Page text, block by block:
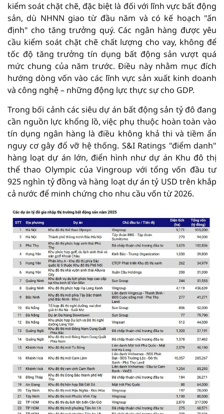
kiểm soát chặt chẽ, đặc biệt là đối với lĩnh vực bất động
sản, dù NHNN giao từ đầu năm và có kế hoạch "ấn
định" cho tăng trưởng quý. Các ngân hàng được yêu
cầu kiểm soát chặt chẽ chất lượng cho vay, không để
tốc độ tăng trưởng tín dụng bất động sản vượt quá
mức chung của năm trước. Điều này nhằm mục đích
hướng dòng vốn vào các lĩnh vực sản xuất kinh doanh
và công nghệ – những động lực thực sự cho GDP.
Trong bối cảnh các siêu dự án bất động sản tỷ đô đang
cần nguồn lực khổng lồ, việc phụ thuộc hoàn toàn vào
tín dụng ngân hàng là điều không khả thi và tiềm ẩn
nguy cơ gây đổ vỡ hệ thống. S&I Ratings "điểm danh"
hàng loạt dự án lớn, điển hình như dự án Khu đô thị
thể thao Olympic của Vingroup với tổng vốn đầu tư
925 nghìn tỷ đồng và hàng loạt dự án tỷ USD trên khắp
cả nước để minh chứng cho nhu cầu vốn từ 2026.